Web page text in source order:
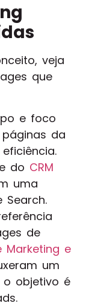
veja
que
e foco
da
do CRM
uma
Search.
de
Marketing e
um
o objetivo é